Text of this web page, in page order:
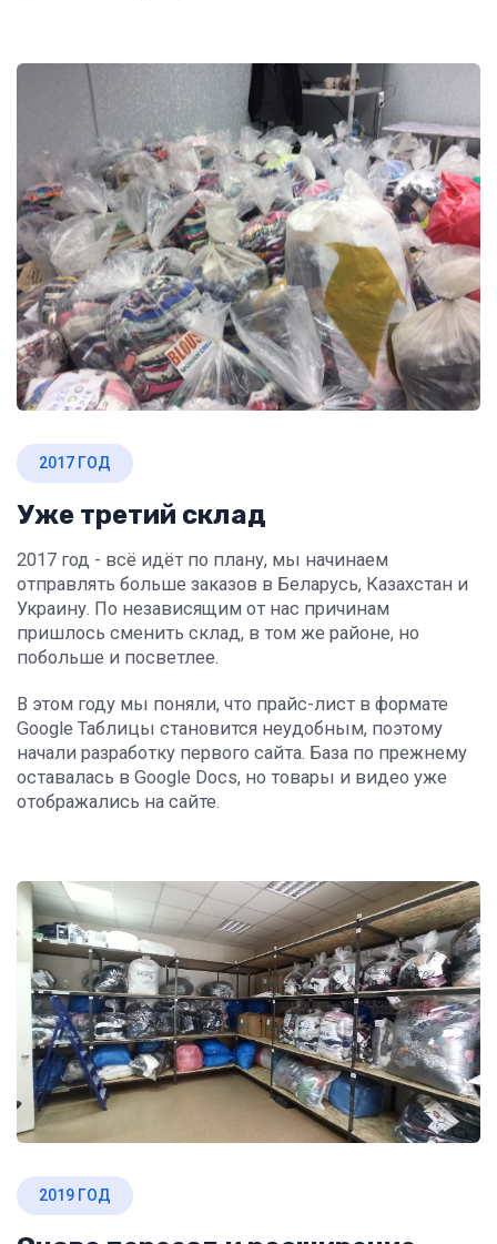
2017 ГОД
Уже третий склад
2017 год - всё идёт по плану, мы начинаем
отправлять больше заказов в Беларусь, Казахстан и
Украину. По независящим от нас причинам
пришлось сменить склад, в том же районе, но
побольше и посветлее.
В этом году мы поняли, что прайс-лист в формате
Google Таблицы становится неудобным, поэтому
начали разработку первого сайта. База по прежнему
оставалась в Google Docs, но товары и видео уже
отображались на сайте.
2019 ГОД